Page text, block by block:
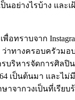
นอย่างไรบ้าง และ
พื่อทราบจาก
ว่าทางครอบครัวมอ
บริหารจัดการศิลปิน
เป็นต้นมา และไม่
จากวงเป็นที่เรียบ